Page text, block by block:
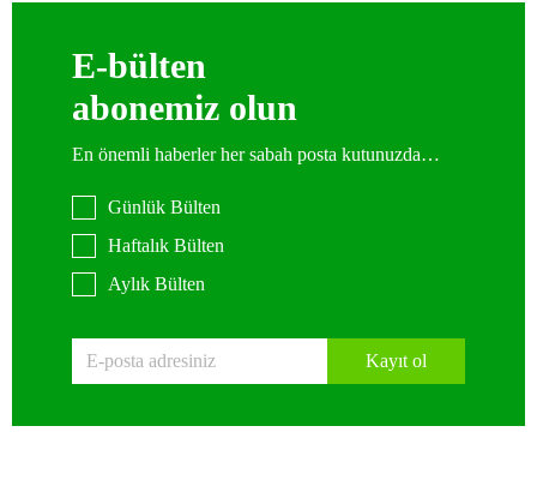
E-bülten
abonemiz olun
En önemli haberler her sabah posta kutunuzda…
Günlük Bülten
Haftalık Bülten
Aylık Bülten
Kayıt ol